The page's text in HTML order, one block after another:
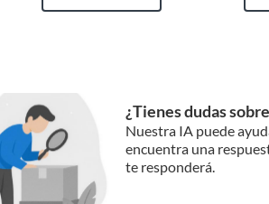
¿Tienes dudas
Nuestra IA puede
encuentra una
te responderá.